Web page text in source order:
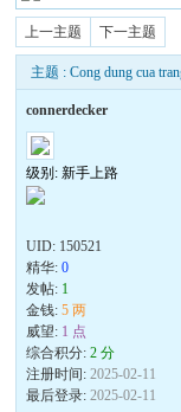
上一主题 下一主题
主题 : Cong dung cua
connerdecker
级别: 新手上路
UID: 150521
精华:0
发帖: 1
金钱:5 两
威望: 1 点
综合积分:2 分
注册时间:2025-02-11
最后登录:2025-02-11